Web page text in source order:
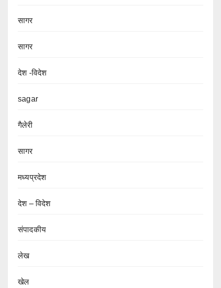
सागर
सागर
देश -विदेश
sagar
गैलेरी
सागर
मध्यप्रदेश
देश – विदेश
संपादकीय
लेख
खेल